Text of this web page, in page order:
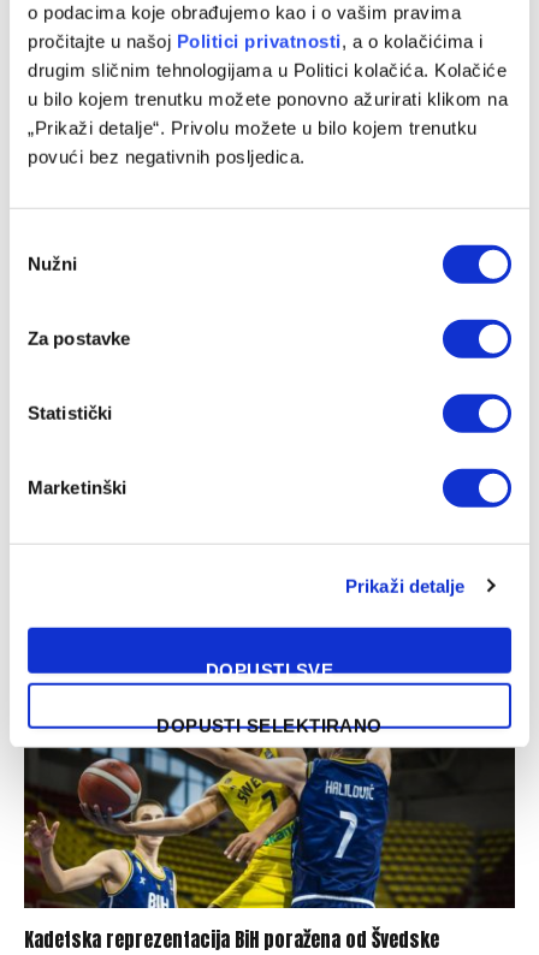
o podacima koje obrađujemo kao i o vašim pravima
pročitajte u našoj Politici privatnosti, a o kolačićima i
drugim sličnim tehnologijama u Politici kolačića. Kolačiće
u bilo kojem trenutku možete ponovno ažurirati klikom na
„Prikaži detalje“. Privolu možete u bilo kojem trenutku
povući bez negativnih posljedica.
Selection
Nužni
Za postavke
Statistički
Marketinški
Prikaži detalje
DOPUSTI SVE
DOPUSTI SELEKTIRANO
Kurtinaitis objavio spisak za Tursku i BiH, Litvanci
dočekuju Zmajeve bez NBA zvijezda
08/08/2026
Michael Young ima novi klub nakon odlaska iz Bosne
Kadetska reprezentacija BiH poražena od Švedske